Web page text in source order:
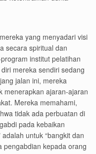
yang menyadari visi
secara spiritual dan
institut pelatihan
mereka sendiri sedang
jalan ini, mereka
menerapkan ajaran-ajaran
Mereka memahami,
tidak ada perbuatan di
pada kebaikan
untuk “bangkit dan
pengabdian kepada orang